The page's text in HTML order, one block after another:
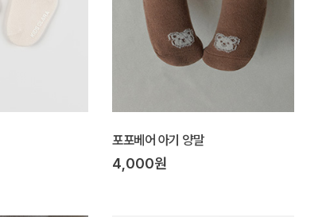
포포베어 아기 양말
4,000원